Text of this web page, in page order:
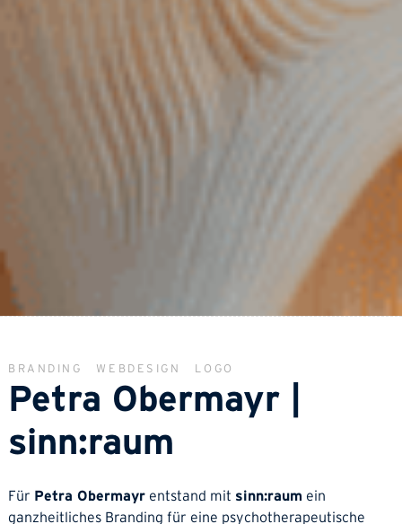
BRANDING WEBDESIGN LOGO
Petra Obermayr |
sinn:raum
Für Petra Obermayrentstand mit sinn:raum ein
ganzheitliches Branding für eine psychotherapeutische